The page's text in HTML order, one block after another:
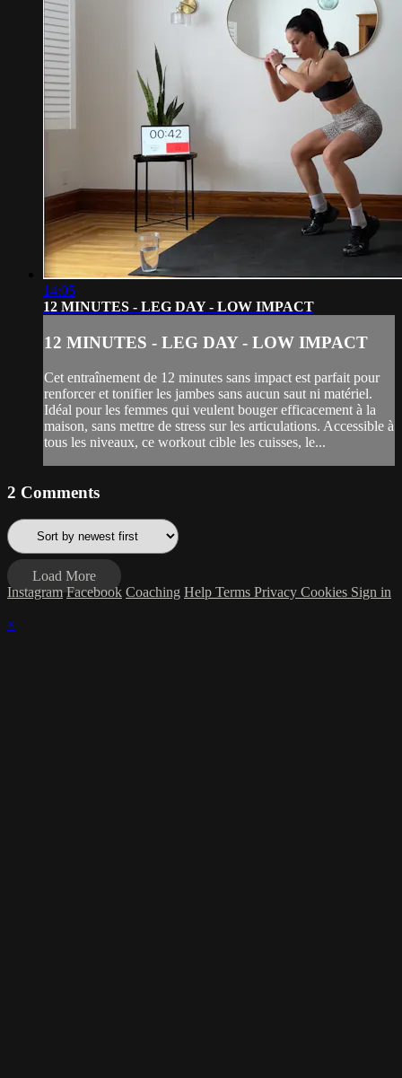
14:05
12 MINUTES - LEG DAY - LOW IMPACT
12 MINUTES - LEG DAY - LOW IMPACT
Cet entraînement de 12 minutes sans impact est parfait pour
renforcer et tonifier les jambes sans aucun saut ni matériel.
Idéal pour les femmes qui veulent bouger efficacement à la
maison, sans mettre de stress sur les articulations. Accessible à
tous les niveaux, ce workout cible les cuisses, le...
2 Comments
Load More
Instagram Facebook Coaching Help Terms Privacy Cookies Sign in
×